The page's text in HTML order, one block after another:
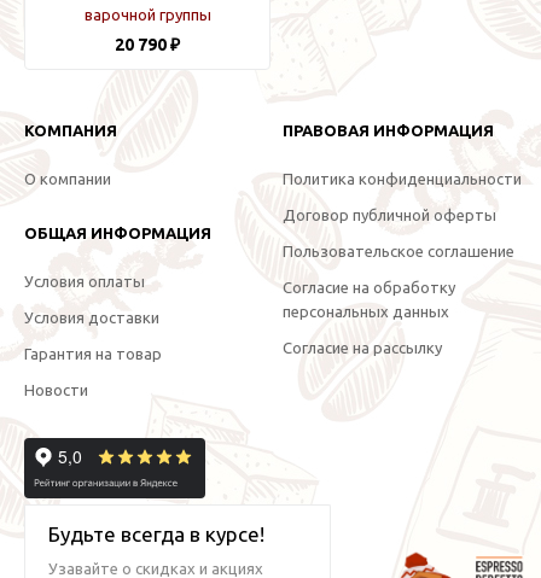
варочной группы
20 790 ₽
КОМПАНИЯ
О компании
ОБЩАЯ ИНФОРМАЦИЯ
Условия оплаты
Условия доставки
Гарантия на товар
Новости
ПРАВОВАЯ ИНФОРМАЦИЯ
Политика конфиденциальности
Договор публичной оферты
Пользовательское соглашение
Согласие на обработку
персональных данных
Согласие на рассылку
Будьте всегда в курсе!
Узавайте о скидках и акциях